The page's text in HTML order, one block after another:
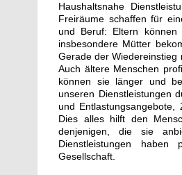
Haushaltsnahe
Freiräume schaffen für
und Beruf: Eltern
insbesondere Mütter
Gerade der Wiedereinstieg
Auch ältere Menschen
können sie länger und
unseren Dienstleistungen
und
Dies alles hilft den
denjenigen, die sie
Dienstleistungen
Gesellschaft.